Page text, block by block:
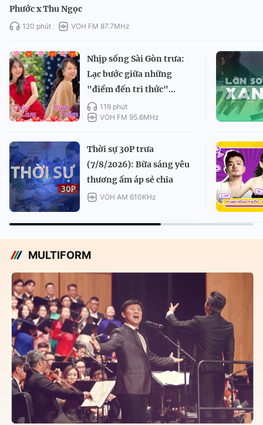
Phước x Thu Ngọc
120 phút VOH FM 87.7MHz
Nhịp sống Sài Gòn trưa:
Lạc bước giữa những
"điểm đến tri thức"...
119 phút
VOH FM 95.6MHz
Thời sự 30P trưa
(7/8/2026): Bữa sáng yêu
thương ấm áp sẻ chia
VOH AM 610KHz
MULTIFORM